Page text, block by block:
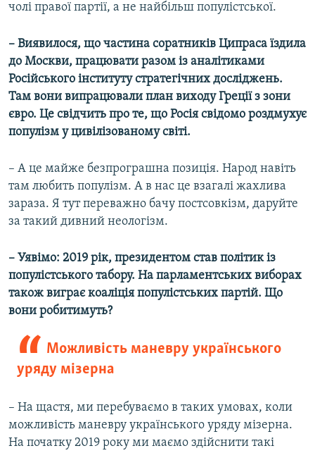
чолі правої партії, а не найбільш популістської.
– Виявилося, що частина соратників Ципраса їздила
до Москви, працювати разом із аналітиками
Російського інституту стратегічних досліджень.
Там вони випрацювали план виходу Греції з зони
євро. Це свідчить про те, що Росія свідомо роздмухує
популізм у цивілізованому світі.
– А це майже безпрограшна позиція. Народ навіть
там любить популізм. А в нас це взагалі жахлива
зараза. Я тут переважно бачу постсовкізм, даруйте
за такий дивний неологізм.
– Уявімо: 2019 рік, президентом став політик із
популістського табору. На парламентських виборах
також виграє коаліція популістських партій. Що
вони робитимуть?
Можливість маневру українського
уряду мізерна
– На щастя, ми перебуваємо в таких умовах, коли
можливість маневру українського уряду мізерна.
На початку 2019 року ми маємо здійснити такі